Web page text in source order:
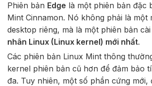
Phiên bản Edge là một phiên bản đặc
Mint Cinnamon. Nó không phải là một
desktop riêng, mà là một phiên bản
nhân Linux (Linux kernel) mới nhất.
Các phiên bản Linux Mint thông
kernel phiên bản cũ hơn để đảm bảo
đa. Tuy nhiên, một số phần cứng mới,